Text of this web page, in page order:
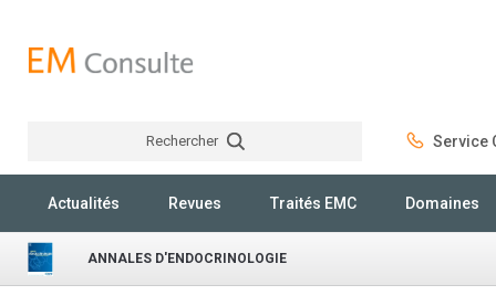
Rechercher Service
Actualités Revues Traités EMC Domaines
ANNALES D'ENDOCRINOLOGIE